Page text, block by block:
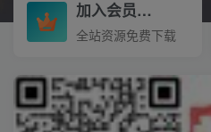
加入会员3.3折
全站资源免费下载